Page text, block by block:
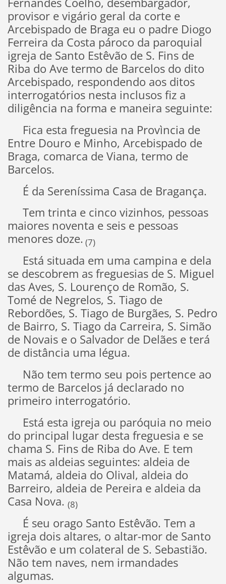
provisor e vigário geral da corte e
Arcebispado de Braga eu o padre Diogo
Ferreira da Costa pároco da paroquial
igreja de Santo Estêvão de S. Fins de
Riba do Ave termo de Barcelos do dito
Arcebispado, respondendo aos ditos
interrogatórios nesta inclusos fiz a
diligência na forma e maneira seguinte:
Fica esta freguesia na Provìncia de
Entre Douro e Minho, Arcebispado de
Braga, comarca de Viana, termo de
Barcelos.
É da Sereníssima Casa de Bragança.
Tem trinta e cinco vizinhos, pessoas
maiores noventa e seis e pessoas
menores doze. (7)
Está situada em uma campina e dela
se descobrem as freguesias de S. Miguel
das Aves, S. Lourenço de Romão, S.
Tomé de Negrelos, S. Tiago de
Rebordões, S. Tiago de Burgães, S. Pedro
de Bairro, S. Tiago da Carreira, S. Simão
de Novais e o Salvador de Delães e terá
de distância uma légua.
Não tem termo seu pois pertence ao
termo de Barcelos já declarado no
primeiro interrogatório.
Está esta igreja ou paróquia no meio
do principal lugar desta freguesia e se
chama S. Fins de Riba do Ave. E tem
mais as aldeias seguintes: aldeia de
Matamá, aldeia do Olival, aldeia do
Barreiro, aldeia de Pereira e aldeia da
Casa Nova. (8)
É seu orago Santo Estêvão. Tem a
igreja dois altares, o altar-mor de Santo
Estêvão e um colateral de S. Sebastião.
Não tem naves, nem irmandades
algumas.